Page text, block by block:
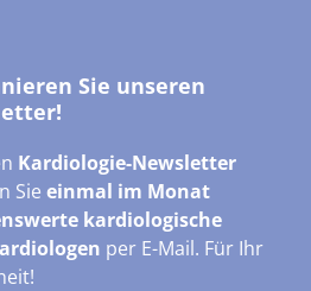
Sie unseren
Kardiologie-Newsletter
Sie einmal im Monat
kardiologische
per E-Mail. Für Ihr